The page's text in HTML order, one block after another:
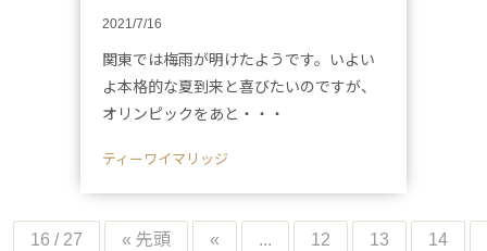
2021/7/16
関東では梅雨が明けたようです。いよい
よ本格的な夏到来と喜びたいのですが、
オリンピックをあと・・・
ティーワイマリッジ
16 / 27 « 先頭 « ... 12 13 14